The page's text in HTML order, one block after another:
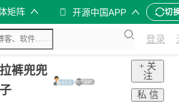
矩阵 开源中国APP 切
登录
拉裤兜兜
子
+ 关
注
私 信